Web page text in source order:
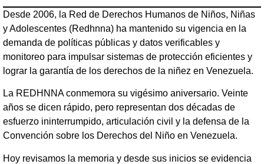
Desde 2006, la Red de Derechos Humanos de Niños, Niñas
y Adolescentes (Redhnna) ha mantenido su vigencia en la
demanda de políticas públicas y datos verificables y
monitoreo para impulsar sistemas de protección eficientes y
lograr la garantía de los derechos de la niñez en Venezuela.
La REDHNNA conmemora su vigésimo aniversario. Veinte
años se dicen rápido, pero representan dos décadas de
esfuerzo ininterrumpido, articulación civil y la defensa de la
Convención sobre los Derechos del Niño en Venezuela.
Hoy revisamos la memoria y desde sus inicios se evidencia